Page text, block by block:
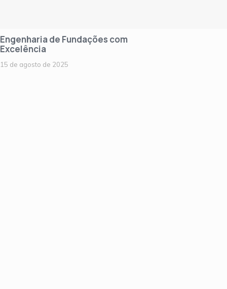
Engenharia de Fundações com
Excelência
15 de agosto de 2025